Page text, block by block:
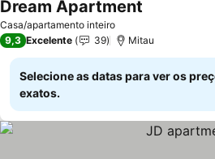
Casa/apartamento inteiro
Dream Apartment
9,3 Excelente 39 Mitau
Selecione as datas para ver os
exatos.